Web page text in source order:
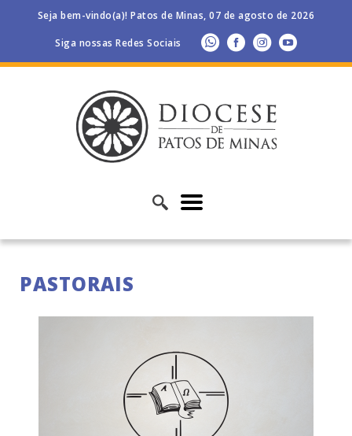
Seja bem-vindo(a)! Patos de Minas, 07 de agosto de 2026
Siga nossas Redes Sociais
PASTORAIS